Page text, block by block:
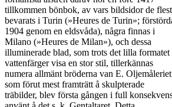
tillkommen bönbok, av vars bildsidor de
bevarats i Turin (»Heures de Turin»;
1904 genom en eldsvåda), några finnas i
Milano (»Heures de Milan»), och dessa
illuminerade blad, som trots det lilla formatet
vattenfärger visa en stor stil, tillerkännas
numera allmänt bröderna van E.
som förut mest framträtt å skulpterade
träbilder, blev första gången i full